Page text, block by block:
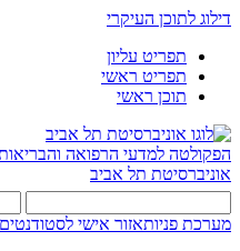
דילוג לתוכן העיקרי
תפריט עליון
תפריט ראשי
תוכן ראשי
הפקולטה למדעי הרפואה
אוניברסיטת תל אביב
מערכת פניותאזור אישי